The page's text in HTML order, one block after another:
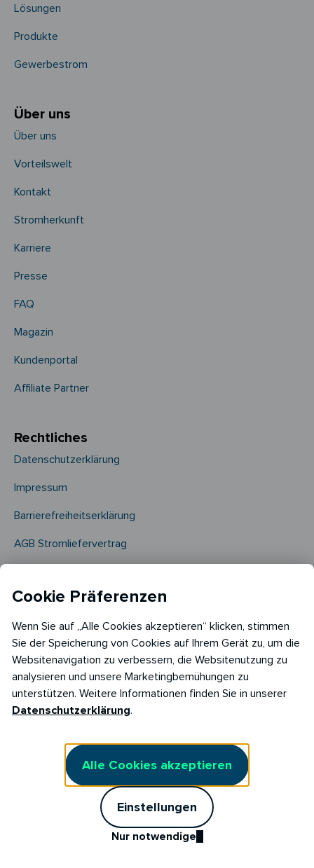
Lösungen
Produkte
Gewerbestrom
Über uns
Über uns
Vorteilswelt
Kontakt
Stromherkunft
Karriere
Presse
FAQ
Magazin
Kundenportal
Affiliate Partner
Rechtliches
Datenschutzerklärung
Impressum
Barrierefreiheitserklärung
AGB Stromliefervertrag
Marktkommunikation
Kunden werben Kunden
Stromtarif kündigen
Vertrag widerrufen
Cookie Einstellungen
Cookie Präferenzen
Wenn Sie auf „Alle Cookies akzeptieren“ klicken, stimmen
Sie der Speicherung von Cookies auf Ihrem Gerät zu, um die
Websitenavigation zu verbessern, die Websitenutzung zu
analysieren und unsere Marketingbemühungen zu
unterstützen. Weitere Informationen finden Sie in unserer
Datenschutzerklärung.
Alle Cookies akzeptieren
Einstellungen
Nur notwendige